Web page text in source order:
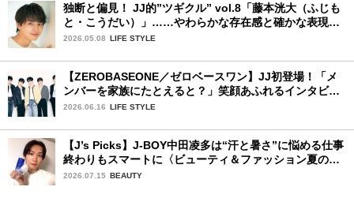
独断と偏見！ JJ的”ツギクル” vol.8「藤本洸大（ふじも
と・こうだい）」……やわらかな存在感と確かな表現力
で、じわりと心をつかむ注目株
2026.05.08 LIFE STYLE
【ZEROBASEONE／ゼロベースワン】JJ初登場！「メ
ンバーを家族にたとえると？」笑顔あふれるインタビュ
ー♡
2026.06.16 LIFE STYLE
【J’s Picks】J-BOY中田凌多は“汗と暑さ”に悩める仕事
終わりもスマートに〈ビューティ＆ファッション夏の必
需品〉
2026.07.15 BEAUTY